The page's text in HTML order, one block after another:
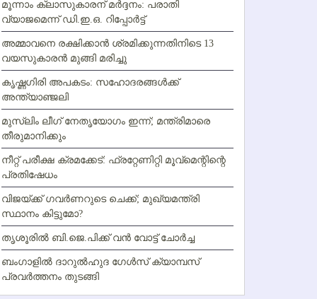
മൂന്നാം ക്ലാസുകാരന് മര്‍ദ്ദനം: പരാതി
വ്യാജമെന്ന് ഡി.ഇ.ഒ. റിപ്പോര്‍ട്ട്
അമ്മാവനെ രക്ഷിക്കാന്‍ ശ്രമിക്കുന്നതിനിടെ 13
വയസുകാരന്‍ മുങ്ങി മരിച്ചു
കൃഷ്ണഗിരി അപകടം: സഹോദരങ്ങള്‍ക്ക്
അന്ത്യാഞ്ജലി
മുസ്ലിം ലീഗ് നേതൃയോഗം ഇന്ന്; മന്ത്രിമാരെ
തീരുമാനിക്കും
നീറ്റ് പരീക്ഷ ക്രമക്കേട്: ഫ്രറ്റേണിറ്റി മൂവ്‌മെന്റിന്റെ
പ്രതിഷേധം
വിജയ്ക്ക് ഗവര്‍ണറുടെ ചെക്ക്; മുഖ്യമന്ത്രി
സ്ഥാനം കിട്ടുമോ?
തൃശൂരില്‍ ബി.ജെ.പിക്ക് വന്‍ വോട്ട് ചോര്‍ച്ച
ബംഗാളില്‍ ദാറുല്‍ഹുദ ഗേള്‍സ് ക്യാമ്പസ്
പ്രവര്‍ത്തനം തുടങ്ങി